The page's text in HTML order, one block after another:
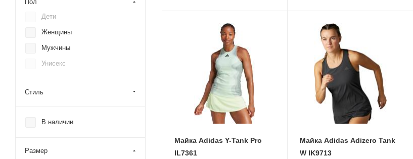
Майка Adidas Y-Tank Pro
IL7361
Майка Adidas Adizero Tank
W IK9713
Желтый
Зеленый
Оранжевый
Пол
Дети
Женщины
Мужчины
Унисекс
Стиль
В наличии
Размер